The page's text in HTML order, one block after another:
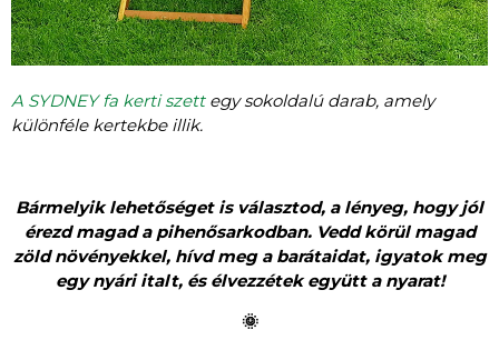
A SYDNEY fa kerti szett egy sokoldalú darab, amely
különféle kertekbe illik.
Bármelyik lehetőséget is választod, a lényeg, hogy jól
érezd magad a pihenősarkodban. Vedd körül magad
zöld növényekkel, hívd meg a barátaidat, igyatok meg
egy nyári italt, és élvezzétek együtt a nyarat!
🌞